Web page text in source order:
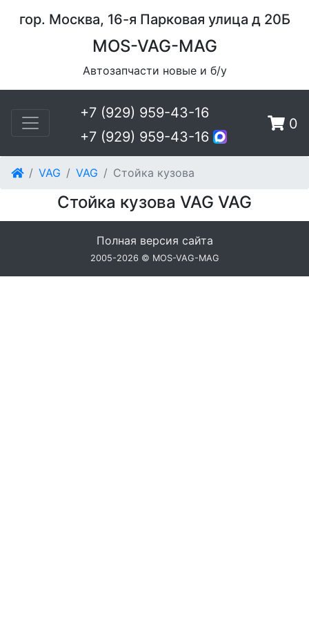
гор. Москва, 16-я Парковая улица д 20Б
MOS-VAG-MAG
Автозапчасти новые и б/у
+7 (929) 959-43-16
+7 (929) 959-43-16
0
VAG VAG Стойка кузова
Стойка кузова VAG VAG
Полная версия сайта
2005-2026 © MOS-VAG-MAG